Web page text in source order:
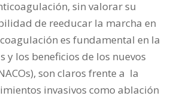
sin valorar su
de reeducar la marcha en
es fundamental en la
y los beneficios de los nuevos
son claros frente a la
invasivos como ablación